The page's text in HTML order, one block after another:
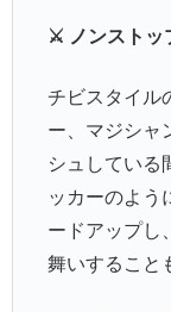
⚔️ ノンストッ
チビスタイル
ー、マジシャ
シュしている
ッカーのよう
ードアップし
舞いすること